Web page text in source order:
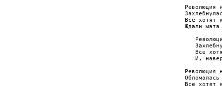
Революция
Все хотят
Ждали
Все
И,
Революция
Все хотят